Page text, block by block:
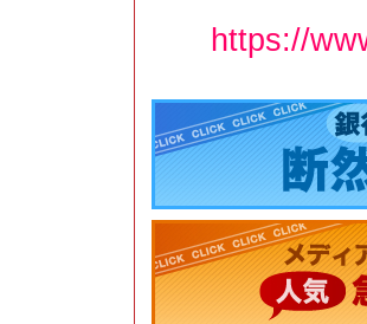
https://